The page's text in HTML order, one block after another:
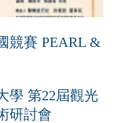
競賽 PEARL &
學 第22屆觀光
研討會